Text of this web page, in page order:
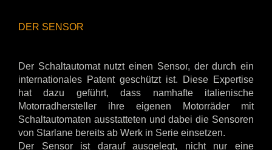
DER SENSOR
Der Schaltautomat nutzt einen Sensor, der durch ein
internationales Patent geschützt ist. Diese Expertise
hat dazu geführt, dass namhafte italienische
Motorradhersteller ihre eigenen Motorräder mit
Schaltautomaten ausstatteten und dabei die Sensoren
von Starlane bereits ab Werk in Serie einsetzen.
Der Sensor ist darauf ausgelegt, nicht nur eine